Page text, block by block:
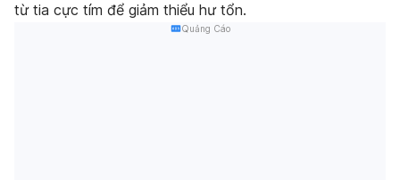
từ tia cực tím để giảm thiểu hư tổn.
Quảng Cáo